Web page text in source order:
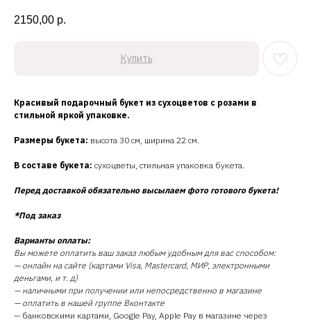
2150,00 р.
Купить
Красивый подарочный букет из сухоцветов с розами в
стильной яркой упаковке.
Размеры букета: высота 30 см, ширина 22 см.
В составе букета: сухоцветы, стильная упаковка букета.
Перед доставкой обязательно высылаем фото готового букета!
*Под заказ
Варианты оплаты:
Вы можете оплатить ваш заказ любым удобным для вас способом:
— онлайн на сайте (картами Visa, Mastercard, МИР, электронными
деньгами, и т. д)
— наличными при получении или непосредственно в магазине
— оплатить в нашей группе Вконтакте
— банковскими картами, Google Pay, Apple Pay в магазине через